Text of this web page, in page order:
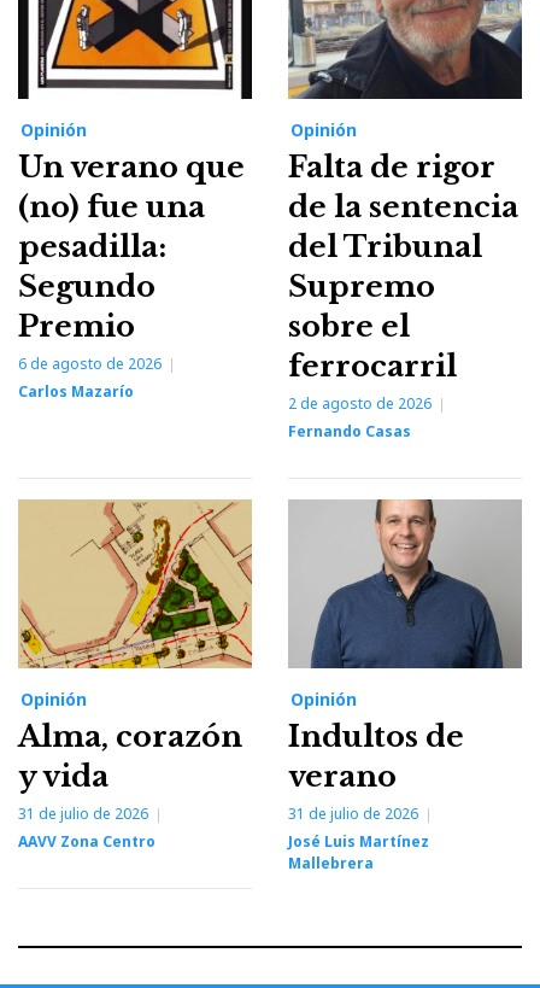
Opinión
Un verano que
(no) fue una
pesadilla:
Segundo
Premio
6 de agosto de 2026
Carlos Mazarío
Opinión
Falta de rigor
de la sentencia
del Tribunal
Supremo
sobre el
ferrocarril
2 de agosto de 2026
Fernando Casas
Opinión
Alma, corazón
y vida
31 de julio de 2026
AAVV Zona Centro
Opinión
Indultos de
verano
31 de julio de 2026
José Luis Martínez
Mallebrera